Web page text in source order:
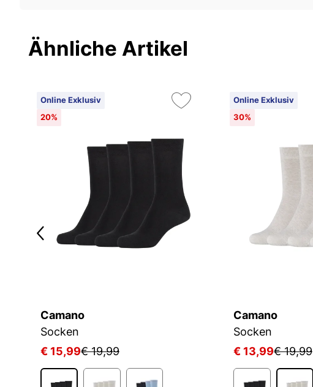
Ähnliche Artikel
Online Exklusiv
20%
Camano
Socken
€ 15,99€ 19,99
Online Exklusiv
30%
Camano
Socken
€ 13,99€ 19,99